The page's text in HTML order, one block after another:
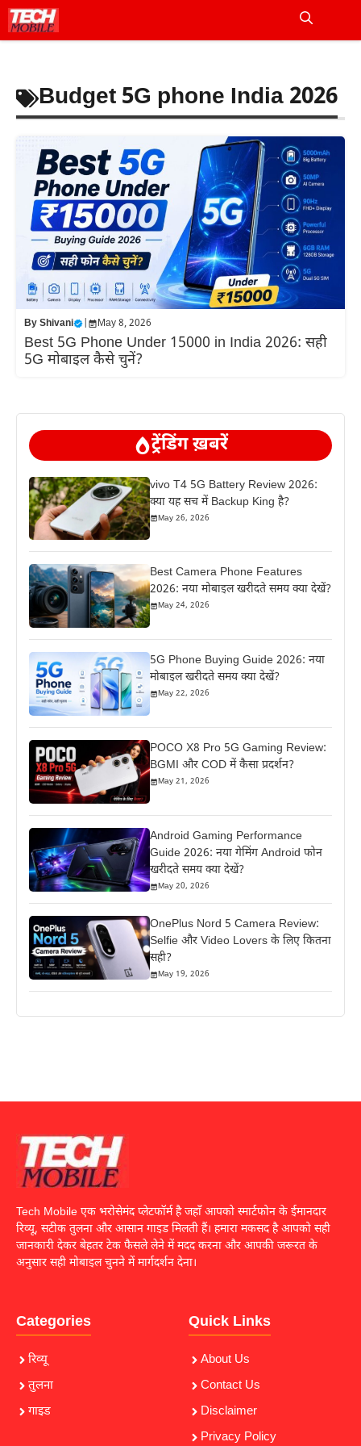
Skip
to
Budget 5G phone India 2026
ByShivani May 8, 2026
Best 5G Phone Under 15000 in India 2026: सही
5G मोबाइल कैसे चुनें?
ट्रेंडिंग ख़बरें
vivo T4 5G Battery Review 2026:
क्या यह सच में Backup King है?
May 26, 2026
Best Camera Phone Features
2026: नया मोबाइल खरीदते समय क्या देखें?
May 24, 2026
5G Phone Buying Guide 2026: नया
मोबाइल खरीदते समय क्या देखें?
May 22, 2026
POCO X8 Pro 5G Gaming Review:
BGMI और COD में कैसा प्रदर्शन?
May 21, 2026
Android Gaming Performance
Guide 2026: नया गेमिंग Android फोन
खरीदते समय क्या देखें?
May 20, 2026
OnePlus Nord 5 Camera Review:
Selfie और Video Lovers के लिए कितना
सही?
May 19, 2026
Tech Mobile एक भरोसेमंद प्लेटफॉर्म है जहाँ आपको स्मार्टफोन के ईमानदार
रिव्यू, सटीक तुलना और आसान गाइड मिलती हैं। हमारा मकसद है आपको सही
जानकारी देकर बेहतर टेक फैसले लेने में मदद करना और आपकी जरूरत के
अनुसार सही मोबाइल चुनने में मार्गदर्शन देना।
Categories
रिव्यू
तुलना
गाइड
Quick Links
About Us
Contact Us
Disclaimer
Privacy Policy